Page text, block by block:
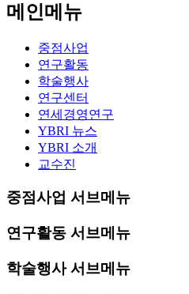
메인메뉴
중점사업
연구활동
학술행사
연구센터
연세경영연구
YBRI 뉴스
YBRI 소개
교수진
중점사업 서브메뉴
연구활동 서브메뉴
학술행사 서브메뉴